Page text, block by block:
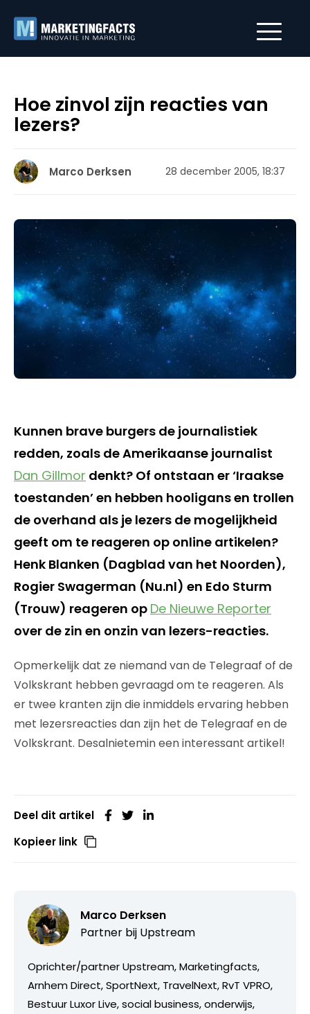
Hoe zinvol zijn reacties van
lezers?
Marco Derksen 28 december 2005, 18:37
Kunnen brave burgers de journalistiek
redden, zoals de Amerikaanse journalist
Dan Gillmor denkt? Of ontstaan er ‘Iraakse
toestanden’ en hebben hooligans en trollen
de overhand als je lezers de mogelijkheid
geeft om te reageren op online artikelen?
Henk Blanken (Dagblad van het Noorden),
Rogier Swagerman (Nu.nl) en Edo Sturm
(Trouw) reageren op De Nieuwe Reporter
over de zin en onzin van lezers-reacties.
Opmerkelijk dat ze niemand van de Telegraaf of de
Volkskrant hebben gevraagd om te reageren. Als
er twee kranten zijn die inmiddels ervaring hebben
met lezersreacties dan zijn het de Telegraaf en de
Volkskrant. Desalnietemin een interessant artikel!
Deel dit artikel
Kopieer link
Marco Derksen
Partner bij Upstream
Oprichter/partner Upstream, Marketingfacts,
Arnhem Direct, SportNext, TravelNext, RvT VPRO,
Bestuur Luxor Live, social business, onderwijs,